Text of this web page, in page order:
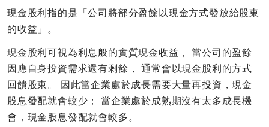
現金股利指的是「公司將部分盈餘以現金方式發放給股東
的收益」。
現金股利可視為利息般的實質現金收益， 當公司的盈餘
因應自身投資需求還有剩餘， 通常會以現金股利的方式
回饋股東。 因此當企業處於成長需要大量再投資，現金
股息發配就會較少； 當企業處於成熟期沒有太多成長機
會，現金股息發配就會較多。